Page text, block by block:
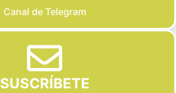
Canal de Telegram
SUSCRÍBETE